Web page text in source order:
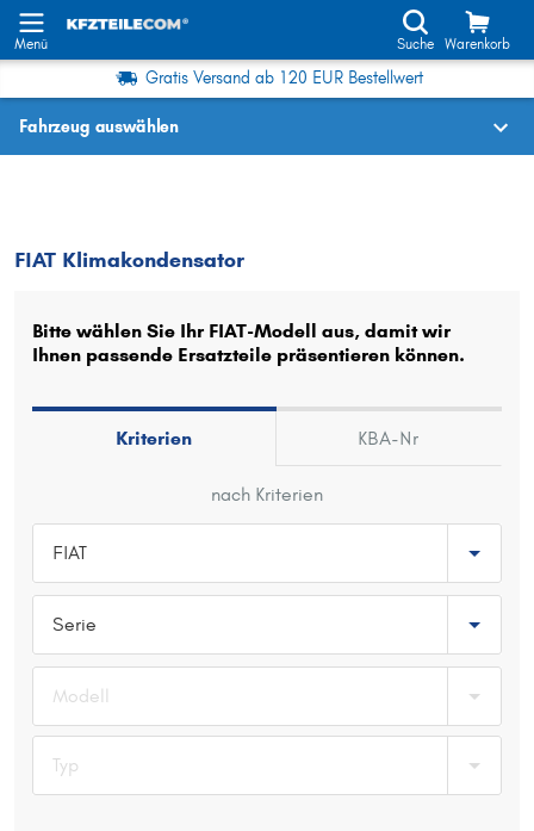
Menü Suche Warenkorb
Gratis Versand ab 120 EUR Bestellwert
Fahrzeug auswählen
Wo finde ich die?
Oder
Hersteller wählen
Typ wählen
FIAT Klimakondensator
Bitte wählen Sie Ihr FIAT-Modell aus, damit wir
Ihnen passende Ersatzteile präsentieren können.
Kriterien KBA-Nr
nach Kriterien
FIAT
Serie
Modell
Typ